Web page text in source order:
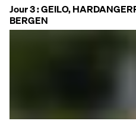
Jour 3 : GEILO,
BERGEN